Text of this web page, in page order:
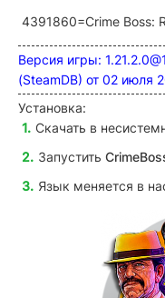
4391860=Crime Boss:
Версия игры:
(SteamDB) от 02 июля
Установка:
Скачать в
Запустить
Язык меняется в